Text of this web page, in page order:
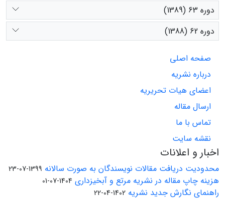
دوره 63 (1389)
دوره 62 (1388)
صفحه اصلی
درباره نشریه
اعضای هیات تحریریه
ارسال مقاله
تماس با ما
نقشه سایت
اخبار و اعلانات
محدودیت دریافت مقالات نویسندگان به صورت سالانه 1399-07-23
هزینه چاپ مقاله در نشریه مرتع و آبخیزداری 1404-07-01
راهنمای نگارش جدید نشریه 1402-04-22